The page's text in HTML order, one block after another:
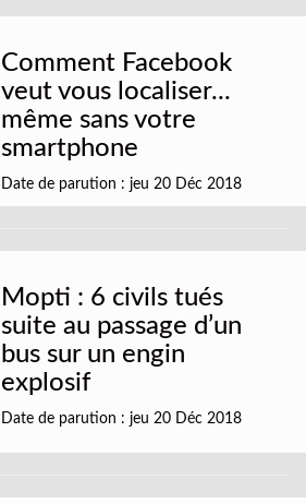
Comment Facebook
veut vous localiser...
même sans votre
smartphone
Date de parution : jeu 20 Déc 2018
Mopti : 6 civils tués
suite au passage d’un
bus sur un engin
explosif
Date de parution : jeu 20 Déc 2018